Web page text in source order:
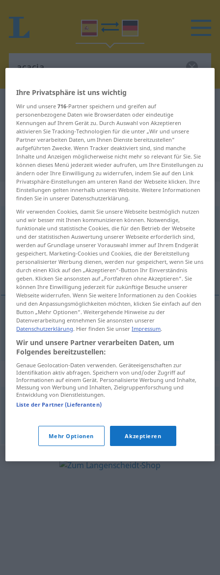
Spanisch-Deutsch Wörterbuch acacia
Spanisch-Deutsch Übersetzung für
"acacia"
"acacia" Deutsch Übersetzung
„acacia“: femenino
acacia [aˈkaθĭa]f
Übersicht aller Übersetzungen
(Für mehr Details die Übersetzung anklicken/antippen)
Akazie
Akazief acacia BOT
Beispielsätze für "acacia"
gomaacaciaoarábiga
Ihre Privatsphäre ist uns wichtig
Wir und unsere716-Partner speichern und greifen auf
personenbezogene Daten wie Browserdaten oder eindeutige
Kennungen auf Ihrem Gerät zu. Durch Auswahl von Akzeptieren
aktivieren Sie Tracking-Technologien für die unter „Wir und unsere
Partner verarbeiten Daten, um Ihnen Dienste bereitzustellen“
aufgeführten Zwecke. Wenn Tracker deaktiviert sind, sind manche
Inhalte und Anzeigen möglicherweise nicht mehr so relevant für Sie. Sie
können dieses Menü jederzeit wieder aufrufen, um Ihre Einstellungen zu
ändern oder Ihre Einwilligung zu widerrufen, indem Sie auf den Link
Privatsphäre-Einstellungen am unteren Rand der Webseite klicken. Ihre
Einstellungen gelten innerhalb unseres Website. Weitere Informationen
finden Sie in unserer Datenschutzerklärung.
Wir verwenden Cookies, damit Sie unsere Webseite bestmöglich nutzen
und wir besser mit Ihnen kommunizieren können. Notwendige,
funktionale und statistische Cookies, die für den Betrieb der Webseite
und der statistischen Auswertung unserer Webseite erforderlich sind,
werden auf Grundlage unserer Vorauswahl immer auf Ihrem Endgerät
gespeichert. Marketing-Cookies und Cookies, die der Bereitstellung
personalisierter Werbung dienen, werden nur gespeichert, wenn Sie uns
durch einen Klick auf den „Akzeptieren“-Button Ihr Einverständnis
geben. Klicken Sie ansonsten auf „Fortfahren ohne Akzeptieren“. Sie
können Ihre Einwilligung jederzeit für zukünftige Besuche unserer
Webseite widerrufen. Wenn Sie weitere Informationen zu den Cookies
und den Anpassungsmöglichkeiten möchten, klicken Sie einfach auf den
Button „Mehr Optionen“. Weitergehende Hinweise zu der
Datenverarbeitung entnehmen Sie ansonsten unserer
Datenschutzerklärung. Hier finden Sie unserImpressum.
Wir und unsere Partner verarbeiten Daten, um
Folgendes bereitzustellen:
Genaue Geolocation-Daten verwenden. Geräteeigenschaften zur
Identifikation aktiv abfragen. Speichern von und/oder Zugriff auf
Informationen auf einem Gerät. Personalisierte Werbung und Inhalte,
Messung von Werbung und Inhalten, Zielgruppenforschung und
Entwicklung von Dienstleistungen.
Liste der Partner (Lieferanten)
Mehr Optionen Akzeptieren